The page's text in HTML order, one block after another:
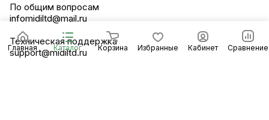
Главная Каталог Корзина Избранные Кабинет Сравнение
По общим вопросам
infomidiltd@mail.ru
Техническая поддержка
support@midiltd.ru